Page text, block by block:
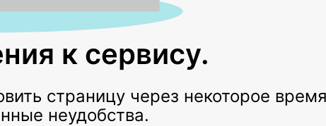
к сервису.
страницу через некоторое
неудобства.